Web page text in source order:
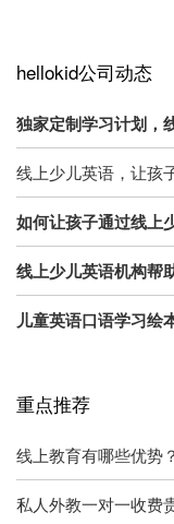
hellokid公司动态
独家定制学习计划，
线上少儿英语，让孩
如何让孩子通过线上
线上少儿英语机构帮
儿童英语口语学习绘
重点推荐
线上教育有哪些优势
私人外教一对一收费